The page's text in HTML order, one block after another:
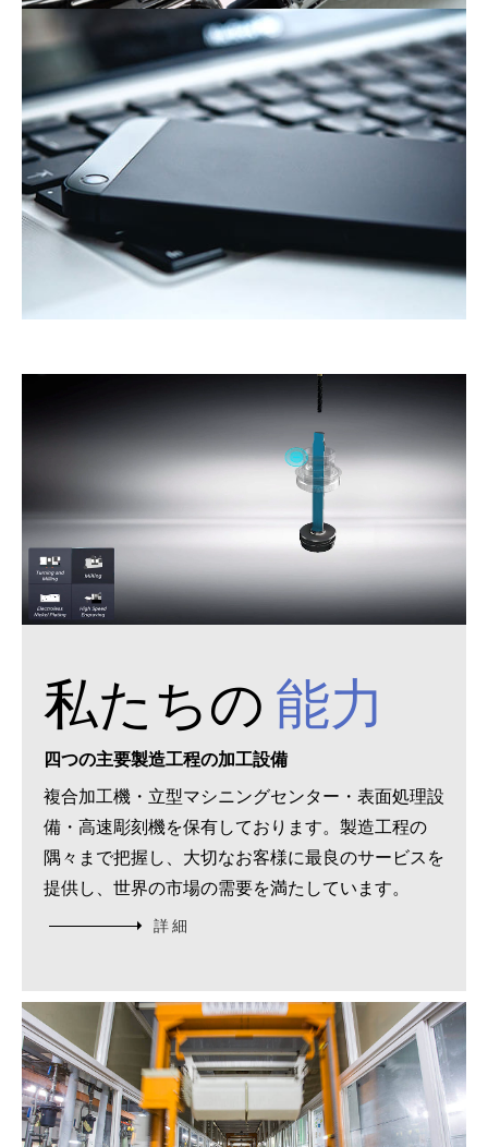
電子部品産業
私たちの能力
四つの主要製造工程の加工設備
複合加工機・立型マシニングセンター・表面処理設
備・高速彫刻機を保有しております。製造工程の
隅々まで把握し、大切なお客様に最良のサービスを
提供し、世界の市場の需要を満たしています。
詳 細